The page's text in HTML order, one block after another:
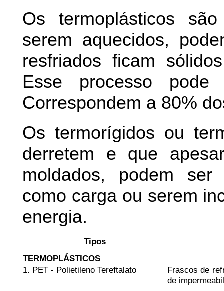
Os termoplásticos
serem aquecidos,
resfriados ficam
Esse processo
Correspondem a 80%
Os termorígidos ou
derretem e que
moldados, podem ser
como carga ou serem
energia.
Tipos
TERMOPLÁSTICOS
1. PET - Polietileno Tereftalato
Frascos de
de